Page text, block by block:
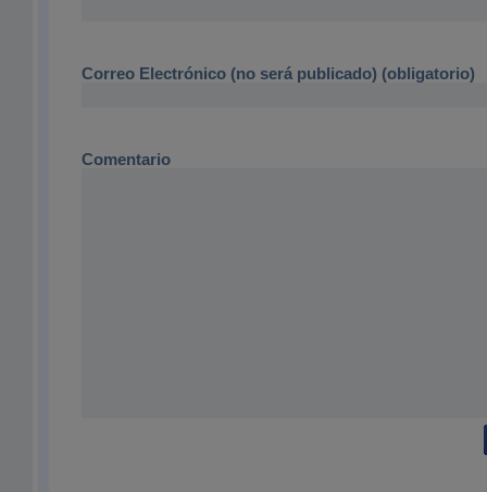
Correo Electrónico (no será publicado) (obligatorio)
Comentario